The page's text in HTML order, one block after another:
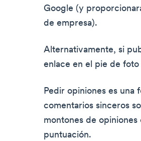
Google (y
de empresa).
Alternativamente, si
enlace en el pie de
Pedir opiniones es una
comentarios sinceros
montones de
puntuación.